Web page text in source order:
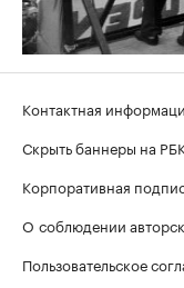
Контактная
Скрыть баннеры на
Корпоративная
О соблюдении
Пользовательское